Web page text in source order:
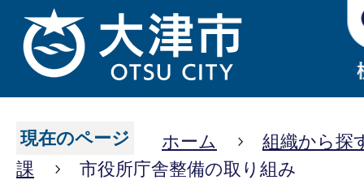
現在のページ ホーム
組織から探
課
市役所庁舎整備の取り組み